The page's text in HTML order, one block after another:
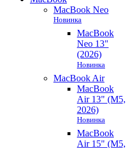
MacBook Neo
Новинка
MacBook
Neo 13"
(2026)
Новинка
MacBook Air
MacBook
Air 13" (M5,
2026)
Новинка
MacBook
Air 15" (M5,